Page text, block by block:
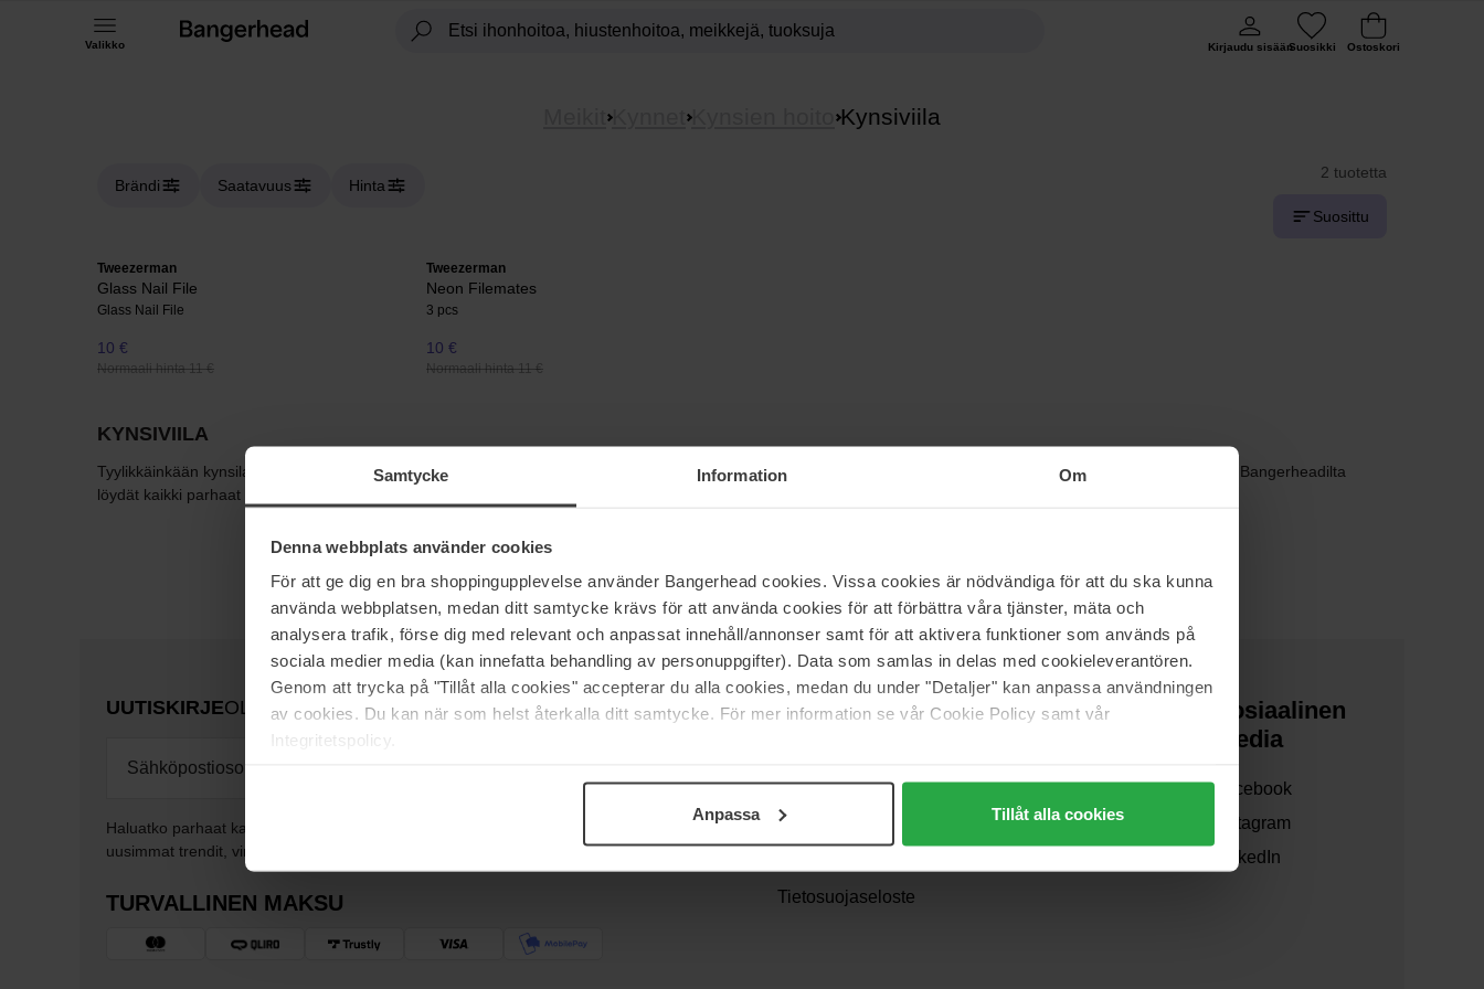
Samtycke Information Om
Denna webbplats använder cookies
För att ge dig en bra shoppingupplevelse använder Bangerhead cookies. Vissa cookies är nödvändiga för att du ska kunna
använda webbplatsen, medan ditt samtycke krävs för att använda cookies för att förbättra våra tjänster, mäta och
analysera trafik, förse dig med relevant och anpassat innehåll/annonser samt för att aktivera funktioner som används på
sociala medier media (kan innefatta behandling av personuppgifter). Data som samlas in delas med cookieleverantören.
Genom att trycka på "Tillåt alla cookies" accepterar du alla cookies, medan du under "Detaljer" kan anpassa användningen
av cookies. Du kan när som helst återkalla ditt samtycke. För mer information se vår Cookie Policy samt vår
Integritetspolicy.
Anpassa Tillåt alla cookies
Valikko Kirjaudu sisäänSuosikki Ostoskori
Kynnet Kynsien hoito Kynsiviila
Brändi Saatavuus Hinta
2 tuotetta
Suosittu
Tweezerman
Glass Nail File
Glass Nail File
10 €
Normaali hinta 11 €
Tweezerman
Neon Filemates
3 pcs
10 €
Normaali hinta 11 €
KYNSIVIILA
Tyylikkäinkään kynsilakka ei näytä hyvältä, jos kynsiä ei ole viilattu huolellisesti! Sano siis hyvästit röpelöisille ja katkeileville kynsille ja vilaa ne haluamaasi muotoon! Bangerheadilta
löydät kaikki parhaat välineet!
UUTISKIRJEOLE ENSIMMÄISTEN JOUKOSSA
Haluatko parhaat kauneusuutiset suoraan sähköpostiisi? Saat
uusimmat trendit, vinkit ja eksklusiiviset tarjoukset!
TURVALLINEN MAKSU
Support
Tilausehdot
Tietosuojaseloste
Tietoa meistä
Sosiaalinen
media
Facebook
Instagram
LinkedIn